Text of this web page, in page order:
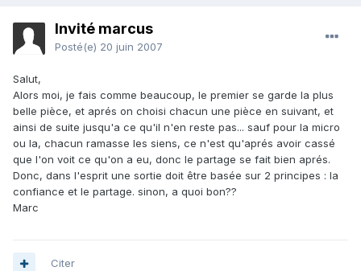
Invité marcus
Posté(e) 20 juin 2007
Salut,
Alors moi, je fais comme beaucoup, le premier se garde la plus
belle pièce, et aprés on choisi chacun une pièce en suivant, et
ainsi de suite jusqu'a ce qu'il n'en reste pas... sauf pour la micro
ou la, chacun ramasse les siens, ce n'est qu'aprés avoir cassé
que l'on voit ce qu'on a eu, donc le partage se fait bien aprés.
Donc, dans l'esprit une sortie doit être basée sur 2 principes : la
confiance et le partage. sinon, a quoi bon??
Marc
Citer